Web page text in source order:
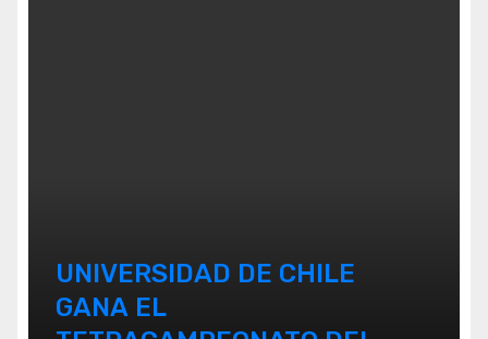
UNIVERSIDAD DE CHILE
GANA EL